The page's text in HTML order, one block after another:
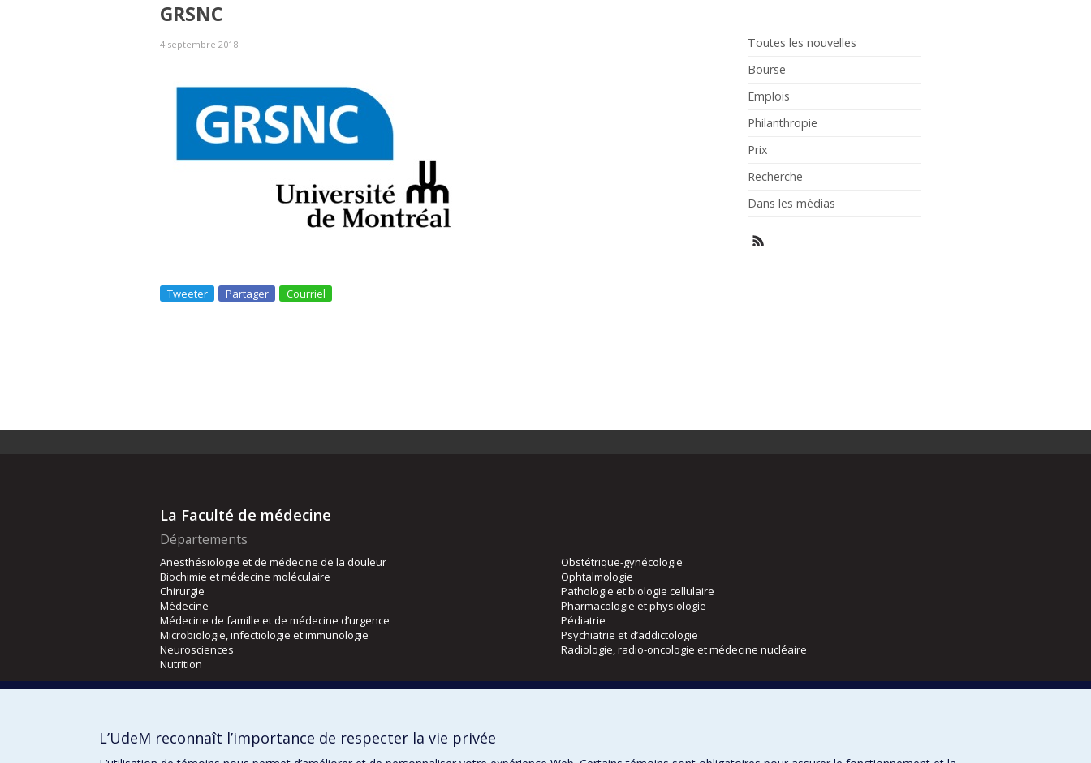
Toutes les nouvelles
Bourse
Emplois
Philanthropie
Prix
Recherche
Dans les médias
GRSNC
4 septembre 2018
Tweeter Partager Courriel
La Faculté de médecine
Départements
Anesthésiologie et de médecine de la douleur
Biochimie et médecine moléculaire
Chirurgie
Médecine
Médecine de famille et de médecine d’urgence
Microbiologie, infectiologie et immunologie
Neurosciences
Nutrition
Obstétrique-gynécologie
Ophtalmologie
Pathologie et biologie cellulaire
Pharmacologie et physiologie
Pédiatrie
Psychiatrie et d’addictologie
Radiologie, radio-oncologie et médecine nucléaire
Orthophonie et audiologie
L’UdeM reconnaît l’importance de respecter la vie privée